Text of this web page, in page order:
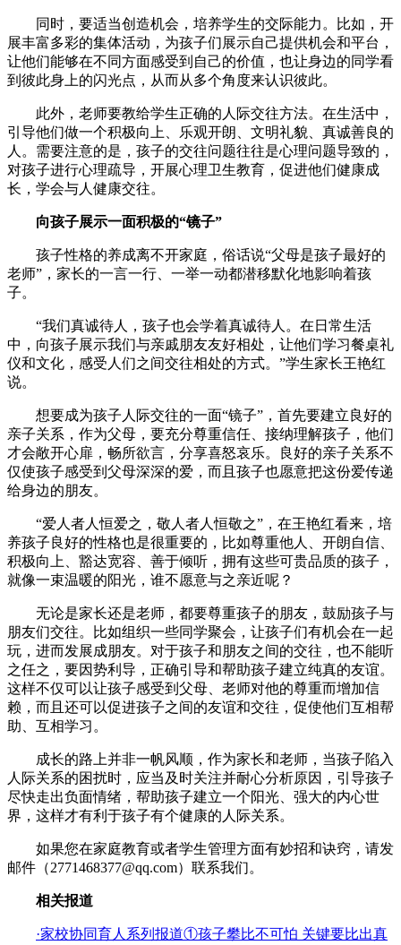
同时，要适当创造机会，培养学生的交际能力。比如，开
展丰富多彩的集体活动，为孩子们展示自己提供机会和平台，
让他们能够在不同方面感受到自己的价值，也让身边的同学看
到彼此身上的闪光点，从而从多个角度来认识彼此。
此外，老师要教给学生正确的人际交往方法。在生活中，
引导他们做一个积极向上、乐观开朗、文明礼貌、真诚善良的
人。需要注意的是，孩子的交往问题往往是心理问题导致的，
对孩子进行心理疏导，开展心理卫生教育，促进他们健康成
长，学会与人健康交往。
向孩子展示一面积极的“镜子”
孩子性格的养成离不开家庭，俗话说“父母是孩子最好的
老师”，家长的一言一行、一举一动都潜移默化地影响着孩
子。
“我们真诚待人，孩子也会学着真诚待人。在日常生活
中，向孩子展示我们与亲戚朋友友好相处，让他们学习餐桌礼
仪和文化，感受人们之间交往相处的方式。”学生家长王艳红
说。
想要成为孩子人际交往的一面“镜子”，首先要建立良好的
亲子关系，作为父母，要充分尊重信任、接纳理解孩子，他们
才会敞开心扉，畅所欲言，分享喜怒哀乐。良好的亲子关系不
仅使孩子感受到父母深深的爱，而且孩子也愿意把这份爱传递
给身边的朋友。
“爱人者人恒爱之，敬人者人恒敬之”，在王艳红看来，培
养孩子良好的性格也是很重要的，比如尊重他人、开朗自信、
积极向上、豁达宽容、善于倾听，拥有这些可贵品质的孩子，
就像一束温暖的阳光，谁不愿意与之亲近呢？
无论是家长还是老师，都要尊重孩子的朋友，鼓励孩子与
朋友们交往。比如组织一些同学聚会，让孩子们有机会在一起
玩，进而发展成朋友。对于孩子和朋友之间的交往，也不能听
之任之，要因势利导，正确引导和帮助孩子建立纯真的友谊。
这样不仅可以让孩子感受到父母、老师对他的尊重而增加信
赖，而且还可以促进孩子之间的友谊和交往，促使他们互相帮
助、互相学习。
成长的路上并非一帆风顺，作为家长和老师，当孩子陷入
人际关系的困扰时，应当及时关注并耐心分析原因，引导孩子
尽快走出负面情绪，帮助孩子建立一个阳光、强大的内心世
界，这样才有利于孩子有个健康的人际关系。
如果您在家庭教育或者学生管理方面有妙招和诀窍，请发
邮件（2771468377@qq.com）联系我们。
相关报道
·家校协同育人系列报道①孩子攀比不可怕 关键要比出真